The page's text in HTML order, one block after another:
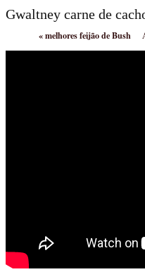
Gwaltney carne de
«melhores feijão de Bush